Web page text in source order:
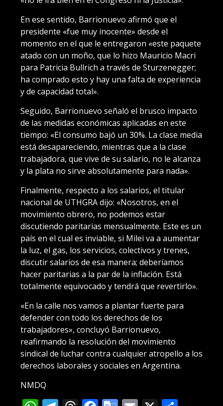
En ese sentido, Barrionuevo afirmó que el
presidente «fue muy inocente» desde el
momento en el que le entregaron «este paquete
atado con un moño, que lo hizo Mauricio Macri
para Patricia Bullrich a través de Sturzenegger;
ha comprado esto y hay una falta de experiencia
y de capacidad total».
Seguido, Barrionuevo señaló el brusco impacto
de las medidas económicas aplicadas en este
tiempo: «El consumo bajó un 30%. La clase media
está desapareciendo, mientras que a la clase
trabajadora, que vive de su salario, no le alcanza
y la plata no sirve absolutamente para nada».
Finalmente, respecto a los salarios, el titular
nacional de UTHGRA dijo: «Nosotros, en el
movimiento obrero, no podemos estar
discutiendo paritarias mensualmente. Este es un
país en el cual es inviable, si Milei va a aumentar
la luz, el gas, los servicios, colectivos y trenes,
discutir salarios de esa manera; deberíamos
hacer paritarias a la par de la inflación. Está
totalmente equivocado y tendrá que revertirlo».
«En la calle nos vamos a plantar fuerte para
defender con todo los derechos de los
trabajadores», concluyó Barrionuevo,
reafirmando la resolución del movimiento
sindical de luchar contra cualquier atropello a los
derechos laborales y sociales en Argentina.
NMDQ